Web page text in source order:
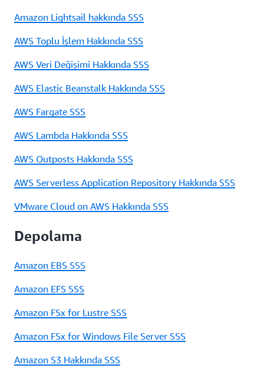
Amazon Lightsail hakkında SSS
AWS Toplu İşlem Hakkında SSS
AWS Veri Değişimi Hakkında SSS
AWS Elastic Beanstalk Hakkında SSS
AWS Fargate SSS
AWS Lambda Hakkında SSS
AWS Outposts Hakkında SSS
AWS Serverless Application Repository Hakkında SSS
VMware Cloud on AWS Hakkında SSS
Depolama
Amazon EBS SSS
Amazon EFS SSS
Amazon FSx for Lustre SSS
Amazon FSx for Windows File Server SSS
Amazon S3 Hakkında SSS